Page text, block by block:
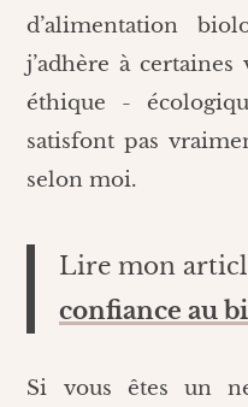
d’alimentation
j’adhère à
éthique -
satisfont pas
selon moi.
Lire mon
confiance au
Si vous êtes un